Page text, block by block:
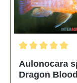
Aulonocara
Dragon Blood